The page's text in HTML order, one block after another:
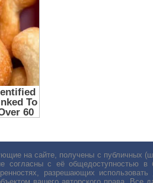
на сайте, получены с публичных
согласны с её общедоступностью в
разрешающих